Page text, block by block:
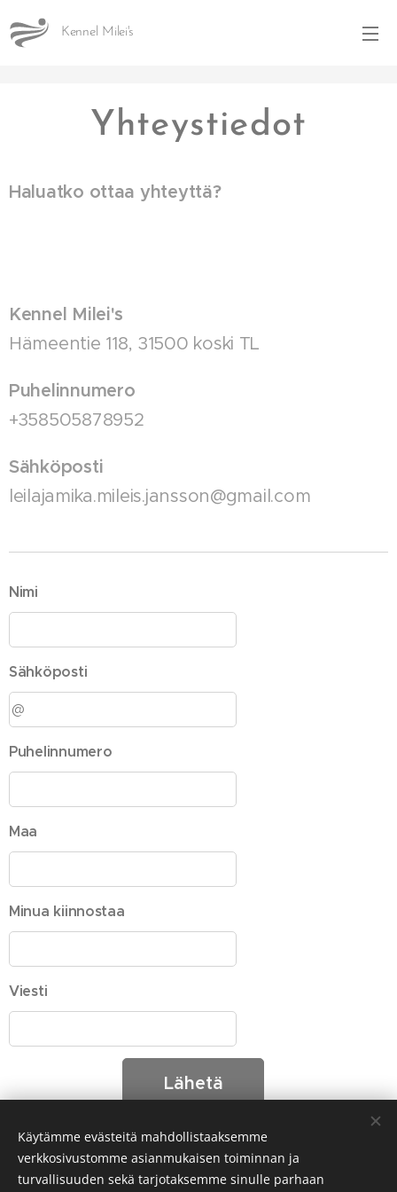
Kennel Milei's
Yhteystiedot
Haluatko ottaa yhteyttä?
Kennel Milei's
Hämeentie 118, 31500 koski TL
Puhelinnumero
+358505878952
Sähköposti
leilajamika.mileis.jansson@gmail.com
Nimi
Sähköposti
Puhelinnumero
Maa
Minua kiinnostaa
Viesti
Lähetä
Käytämme evästeitä mahdollistaaksemme
verkkosivustomme asianmukaisen toiminnan ja
turvallisuuden sekä tarjotaksemme sinulle parhaan